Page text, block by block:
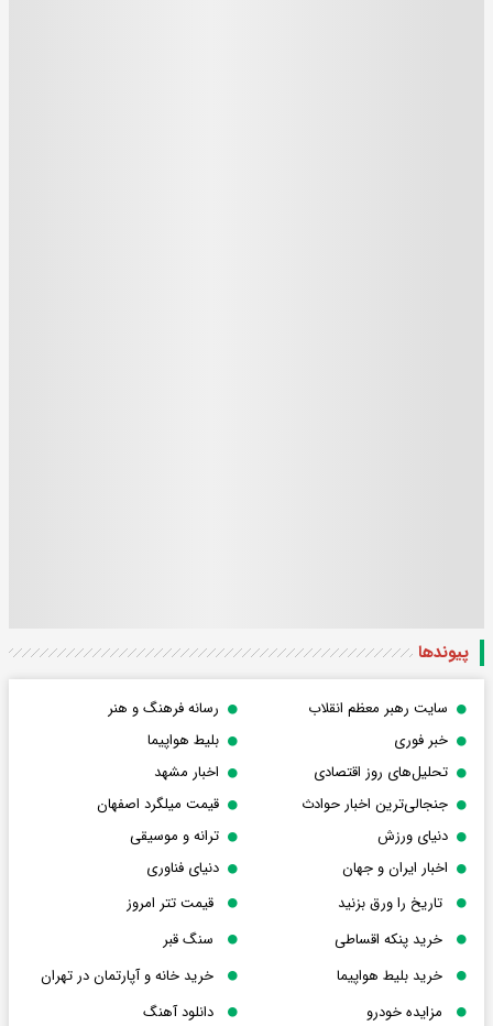
پیوندها
سایت رهبر معظم انقلاب
رسانه فرهنگ و هنر
خبر فوری
بلیط هواپیما
تحلیل‌های روز اقتصادی
اخبار مشهد
جنجالی‌ترین اخبار حوادث
قیمت میلگرد اصفهان
دنیای ورزش
ترانه و موسیقی
اخبار ایران و جهان
دنیای فناوری
تاریخ را ورق بزنید
قیمت تتر امروز
خرید پنکه اقساطی
سنگ قبر
خرید بلیط هواپیما
خرید خانه و آپارتمان در تهران
مزایده خودرو
دانلود آهنگ